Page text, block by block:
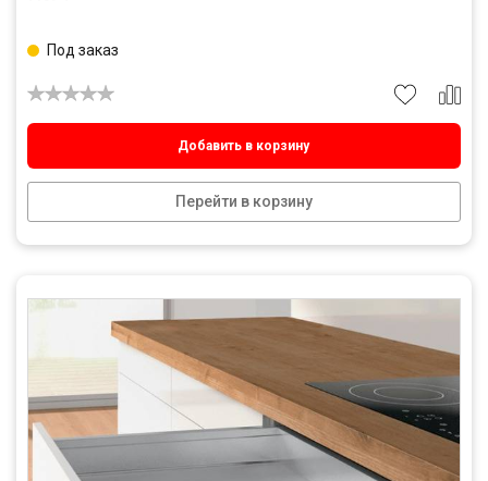
Добавить в корзину
Перейти в корзину
Под заказ